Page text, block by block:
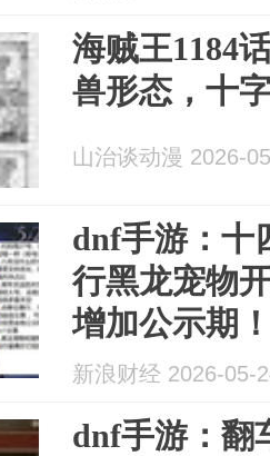
海贼王1184
兽形态，十
山治谈动漫 2026-
dnf手游：十
行黑龙宠物
增加公示期
整怕了！...
新浪财经 2026-05-
dnf手游：翻